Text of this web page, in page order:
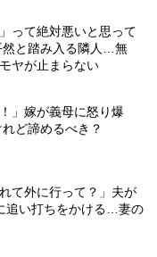
って絶対悪いと思って
と踏み入る隣人…無
ヤが止まらない
」嫁が義母に怒り爆
ど諦めるべき？
て外に行って？」夫が
追い打ちをかける…妻の